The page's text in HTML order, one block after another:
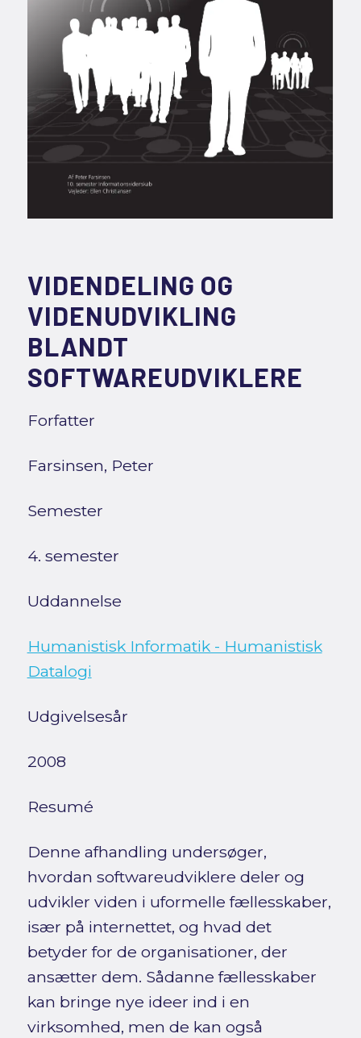
VIDENDELING OG
VIDENUDVIKLING
BLANDT
SOFTWAREUDVIKLERE
Forfatter
Farsinsen, Peter
Semester
4. semester
Uddannelse
Humanistisk Informatik - Humanistisk
Datalogi
Udgivelsesår
2008
Resumé
Denne afhandling undersøger,
hvordan softwareudviklere deler og
udvikler viden i uformelle fællesskaber,
især på internettet, og hvad det
betyder for de organisationer, der
ansætter dem. Sådanne fællesskaber
kan bringe nye ideer ind i en
virksomhed, men de kan også